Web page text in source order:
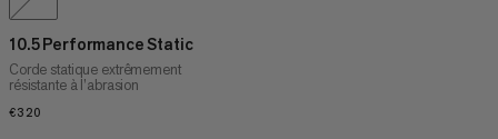
10.5 Performance Static
Corde statique extrêmement
résistante à l’abrasion
€320